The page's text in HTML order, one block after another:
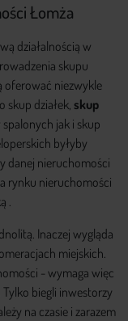
Łomża
działalnością w
skupu
oferować niezwykle
skup działek, skup
jak i skup
byłyby
danej nieruchomości
rynku nieruchomości
.
Inaczej wygląda
miejskich.
- wymaga więc
biegli inwestorzy
na czasie i zarazem